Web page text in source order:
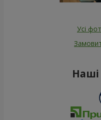
Усі
Наші